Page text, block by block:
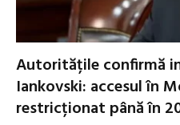
Autoritățile confirmă
Iankovski: accesul în
restricționat până în